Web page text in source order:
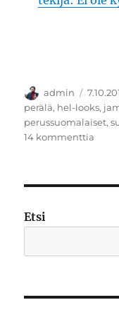
Kirjoittaja
admin
perälä, hel-looks,
perussuomalaiset,
14 kommenttia
Etsi